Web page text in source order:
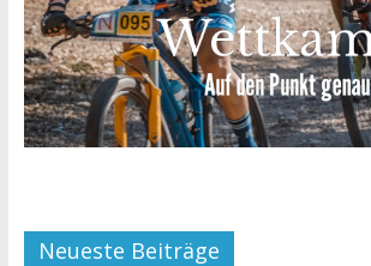
Neueste Beiträge